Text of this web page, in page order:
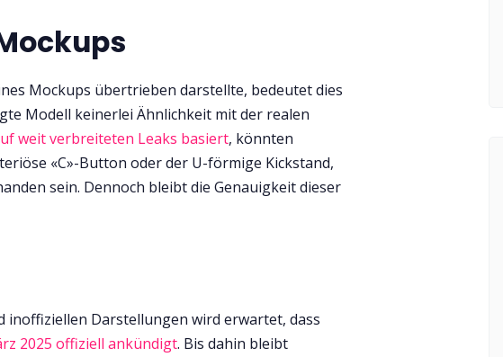
Mockups übertrieben darstellte, bedeutet dies
Modell keinerlei Ähnlichkeit mit der realen
weit verbreiteten Leaks basiert, könnten
«C»-Button oder der U-förmige Kickstand,
sein. Dennoch bleibt die Genauigkeit dieser
inoffiziellen Darstellungen wird erwartet, dass
2025 offiziell ankündigt. Bis dahin bleibt